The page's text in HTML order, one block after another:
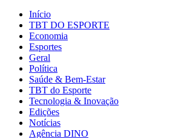
Início
TBT DO ESPORTE
Economia
Esportes
Geral
Política
Saúde & Bem-Estar
TBT do Esporte
Tecnologia & Inovação
Edições
Notícias
Agência DINO